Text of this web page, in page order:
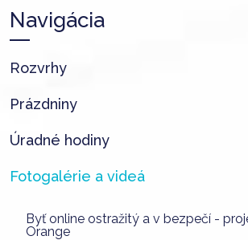
Navigácia
Rozvrhy
Prázdniny
Úradné hodiny
Fotogalérie a videá
Byť online ostražitý a v bezpečí -
Orange